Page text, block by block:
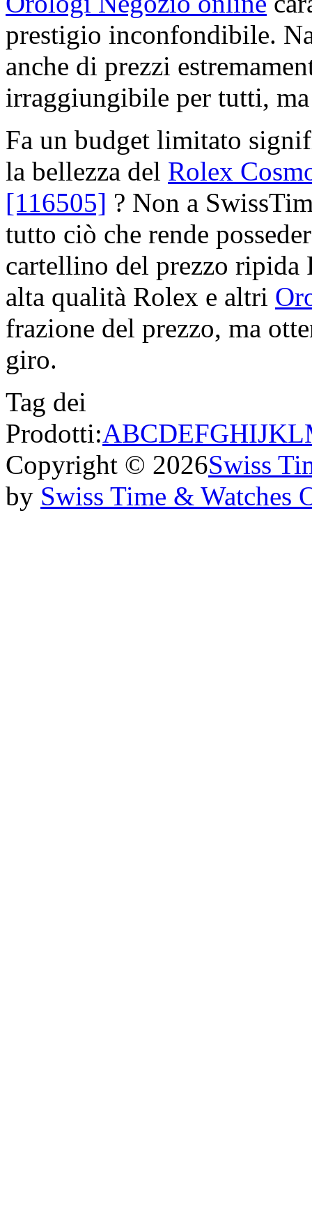
prestigio inconfondibile.
anche di prezzi
irraggiungibile per tutti,
Fa un budget limitato
la bellezza del Rolex
[116505] ? Non a
tutto ciò che rende
cartellino del prezzo ripida
alta qualità Rolex e altri
frazione del prezzo, ma
giro.
Tag dei
Prodotti:ABCDEFGHIJKL
Copyright © 2026Swiss
by Swiss Time & Watches